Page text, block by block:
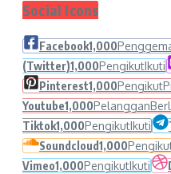
Social Icons
Facebook1,000
(Twitter)1,000PengikutIkuti
Pinterest1,000Pengikut
Youtube1,000Pelanggan
Tiktok1,000PengikutIkuti
Soundcloud1,000
Vimeo1,000PengikutIkuti